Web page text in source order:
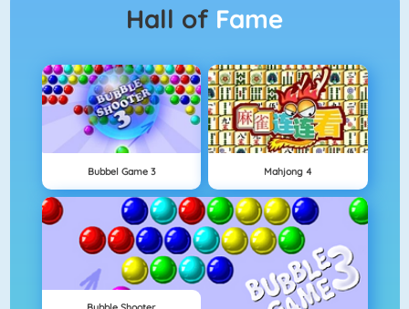
Hall of Fame
Bubbel Game 3 Mahjong 4